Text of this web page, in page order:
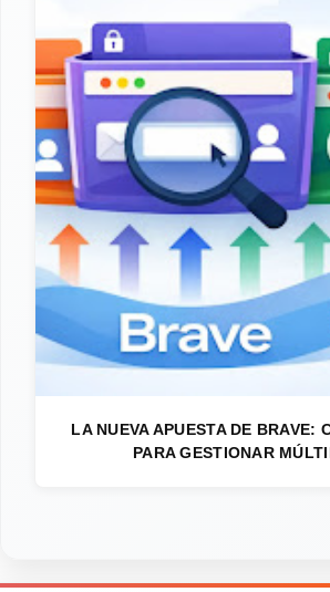
LA NUEVA APUESTA DE BRAVE:
PARA GESTIONAR